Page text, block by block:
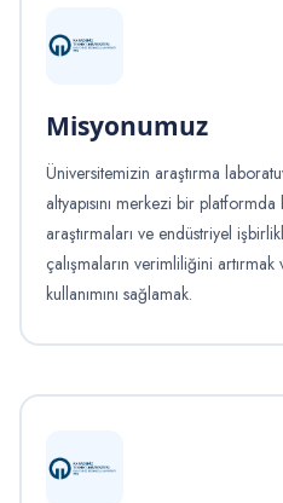
Misyonumuz
Üniversitemizin araştırma
altyapısını merkezi bir
araştırmaları ve endüstriyel
çalışmaların verimliliğini artırmak
kullanımını sağlamak.